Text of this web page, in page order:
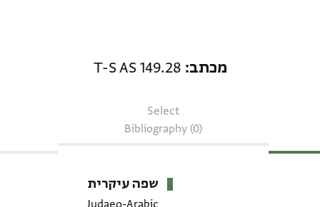
מכתב T-S AS 149.28
Select
Bibliography (0)
שפה עיקרית